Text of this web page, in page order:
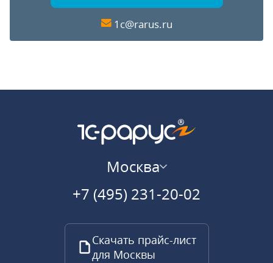
1c@rarus.ru
Москва
+7 (495) 231-20-02
Скачать прайс-лист
для Москвы